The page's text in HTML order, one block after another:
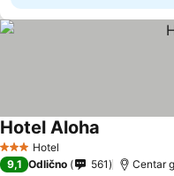
3 Zvezdice
Hotel
Hotel Aloha
9,1 Odlično 561 Centar